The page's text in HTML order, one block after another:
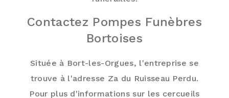
Contactez Pompes Funèbres
Bortoises
Située à Bort-les-Orgues, l'entreprise se
trouve à l'adresse Za du Ruisseau Perdu.
Pour plus d'informations sur les cercueils